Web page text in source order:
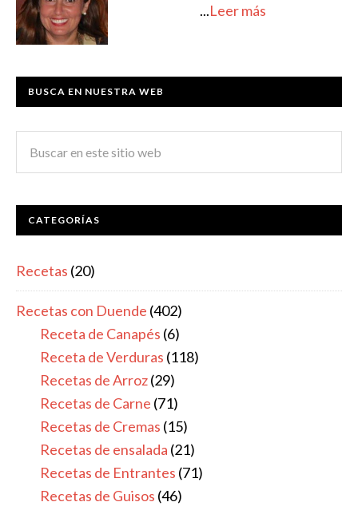
...Leer más
BUSCA EN NUESTRA WEB
CATEGORÍAS
Recetas (20)
Recetas con Duende (402)
Receta de Canapés (6)
Receta de Verduras (118)
Recetas de Arroz(29)
Recetas de Carne (71)
Recetas de Cremas (15)
Recetas de ensalada (21)
Recetas de Entrantes (71)
Recetas de Guisos (46)